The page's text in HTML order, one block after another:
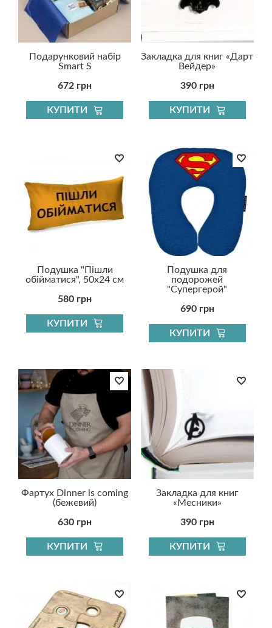
Подарунковий набір
Smart S
672 грн
КУПИТИ
Закладка для книг «Дарт
Вейдер»
390 грн
КУПИТИ
Подушка "Пішли
обійматися", 50х24 см
580 грн
КУПИТИ
Подушка для
подорожей
"Супергерой"
690 грн
КУПИТИ
Фартух Dinner is coming
(бежевий)
630 грн
КУПИТИ
Закладка для книг
«Месники»
390 грн
КУПИТИ